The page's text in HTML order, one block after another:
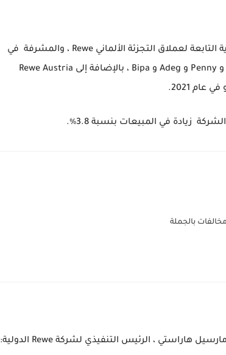
ارتفع إجمالي المبيعات الخاص بالشركة النمساوية التابعة لعملاق التجزئة الألماني Rewe ، والمشرفة في
النمسا على السلاسل التجارية Billa و Billa Plus و Penny و Adeg و Bipa ، بالإضافة إلى Rewe Austria
و في معرض تعليقه على هذه الأرقام قال السيد مارسيل هاراستي ، الرئيس التنفيذي لشركة Rewe الدولية: